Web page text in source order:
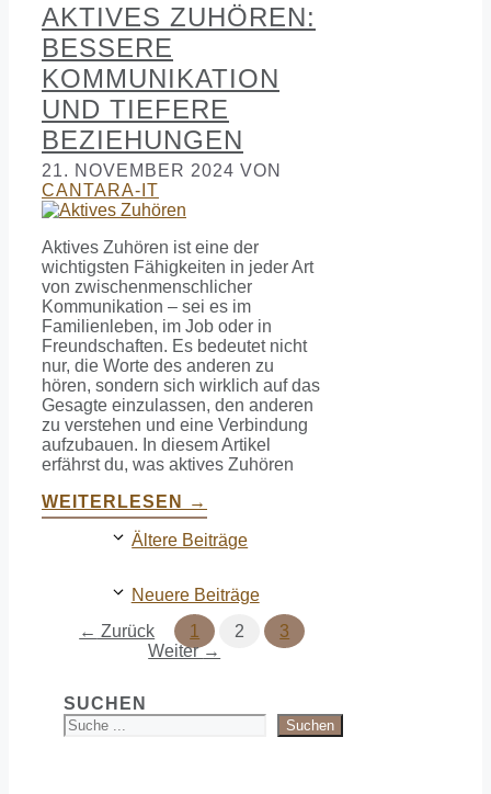
AKTIVES ZUHÖREN:
BESSERE
KOMMUNIKATION
UND TIEFERE
BEZIEHUNGEN
21. NOVEMBER 2024 VON
CANTARA-IT
Aktives Zuhören ist eine der
wichtigsten Fähigkeiten in jeder Art
von zwischenmenschlicher
Kommunikation – sei es im
Familienleben, im Job oder in
Freundschaften. Es bedeutet nicht
nur, die Worte des anderen zu
hören, sondern sich wirklich auf das
Gesagte einzulassen, den anderen
zu verstehen und eine Verbindung
aufzubauen. In diesem Artikel
erfährst du, was aktives Zuhören
WEITERLESEN →
Ältere Beiträge
Neuere Beiträge
← Zurück Seite
1 Seite
2 Seite
3
Weiter→
SUCHEN
Suchen